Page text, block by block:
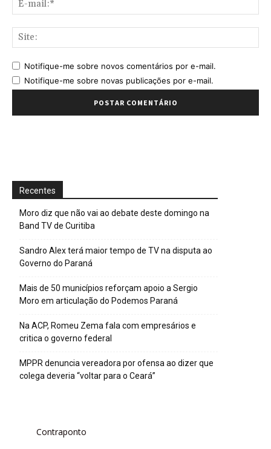
Notifique-me sobre novos comentários por e-mail.
Notifique-me sobre novas publicações por e-mail.
Recentes
Moro diz que não vai ao debate deste domingo na
Band TV de Curitiba
Sandro Alex terá maior tempo de TV na disputa ao
Governo do Paraná
Mais de 50 municípios reforçam apoio a Sergio
Moro em articulação do Podemos Paraná
Na ACP, Romeu Zema fala com empresários e
critica o governo federal
MPPR denuncia vereadora por ofensa ao dizer que
colega deveria “voltar para o Ceará”
Contraponto